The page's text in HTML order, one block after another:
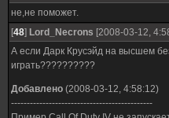
не,не поможет.
[48] Lord_Necrons [2008-03-12,
А если Дарк Крусэйд на высшем
играть??????????
Добавлено (2008-03-12, 4:58:12)
---------------------------------------------